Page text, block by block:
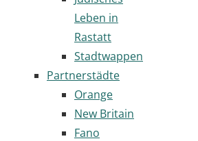
Leben in
Rastatt
Stadtwappen
Partnerstädte
Orange
New Britain
Fano